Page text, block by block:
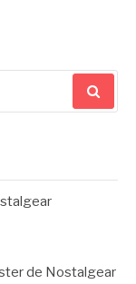
de Nostalgear